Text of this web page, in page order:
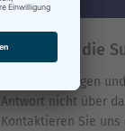
Hilft Ihnen die
Sie haben Fragen
Antwort nicht über
Kontaktieren Sie